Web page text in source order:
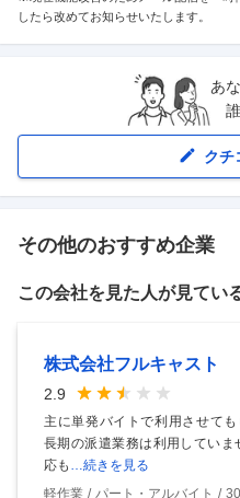
したら改めてお知らせいたします。
あ
クチ
その他のおすすめ企業
この会社を見た人が見てい
株式会社フルキャスト
2.9
主に単発バイトで利用させても
長期の派遣業務は利用していま
応も
…続きを見る
軽作業
パート・アルバイト